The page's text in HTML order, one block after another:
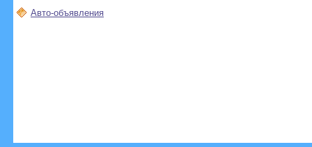
Авто-объявления